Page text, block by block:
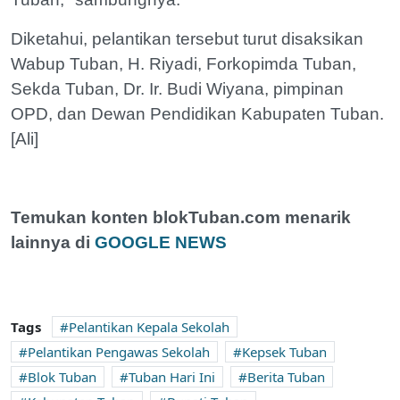
Diketahui, pelantikan tersebut turut disaksikan
Wabup Tuban, H. Riyadi, Forkopimda Tuban,
Sekda Tuban, Dr. Ir. Budi Wiyana, pimpinan
OPD, dan Dewan Pendidikan Kabupaten Tuban.
[Ali]
Temukan konten blokTuban.com menarik
lainnya di GOOGLE NEWS
Tags
Pelantikan Kepala Sekolah
Pelantikan Pengawas Sekolah
Kepsek Tuban
Blok Tuban
Tuban Hari Ini
Berita Tuban